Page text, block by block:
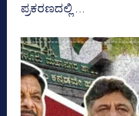
ಪ್ರಕರಣದಲ್ಲಿ ...